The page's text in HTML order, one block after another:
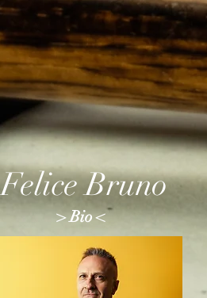
Felice Bruno
> Bio <